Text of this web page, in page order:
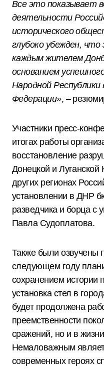
Все это показывает
деятельности
исторического
глубоко убежден, что
каждым жителем
основанием
Народной Республики
Федерации», –
Участники пресс-
итогах работы
восстановление
Донецкой и
других регионах
установлении в ДНР
разведчика и борца с
Павла Судоплатова.
Также были озвучены
следующем году
сохранением истории
установка стел в
будет продолжена
преемственности
сражений, но и в
Немаловажным
современных героях